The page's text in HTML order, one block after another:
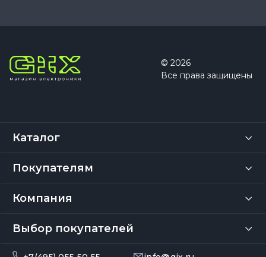
© 2026
Все права защищены
Каталог
Покупателям
Компания
Выбор покупателей